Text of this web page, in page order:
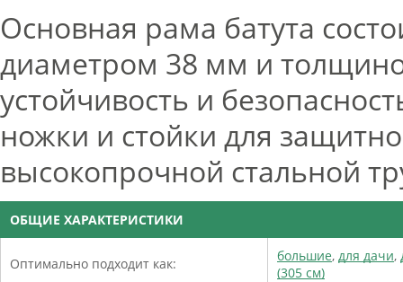
Основная рама батута
диаметром 38 мм и
устойчивость и
ножки и стойки для
высокопрочной стальной
ОБЩИЕ ХАРАКТЕРИСТИКИ
Оптимально подходит как: большие, для дачи,
(305 см)